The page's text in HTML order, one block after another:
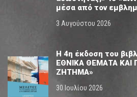
μέσα από τον
3 Αυγούστου 2026
Η 4η έκδοση του
ΕΘΝΙΚΑ ΘΕΜΑΤΑ ΚΑΙ
ΖΗΤΗΜΑ»
30 Ιουλίου 2026